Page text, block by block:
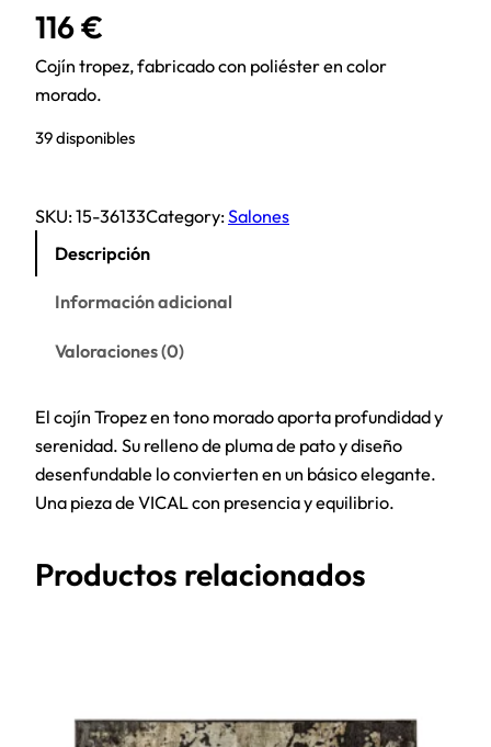
116€
Cojín tropez, fabricado con poliéster en color
morado.
39 disponibles
SKU:15-36133Category:Salones
Descripción
Información adicional
Valoraciones (0)
El cojín Tropez en tono morado aporta profundidad y
serenidad. Su relleno de pluma de pato y diseño
desenfundable lo convierten en un básico elegante.
Una pieza de VICAL con presencia y equilibrio.
Productos relacionados